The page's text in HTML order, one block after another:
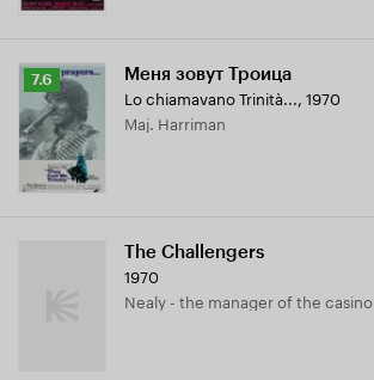
Рейтинг
Кинопоиска
7.6
7.6 Меня зовут Троица
Lo chiamavano Trinità..., 1970
Maj. Harriman
The Challengers
1970
Nealy - the manager of the casino